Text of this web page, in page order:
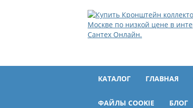
КАТАЛОГ ГЛАВНАЯ
ФАЙЛЫ COOKIE БЛОГ